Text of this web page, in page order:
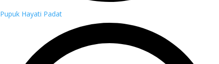
Pupuk Hayati Padat